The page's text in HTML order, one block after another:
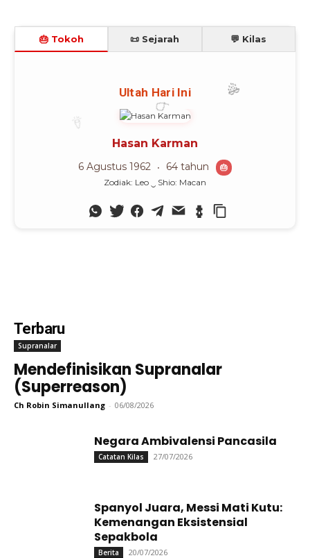
🎂 Tokoh 📜 Sejarah 💬 Kilas
🎈
Ultah Hari Ini
Hasan Karman
6 Agustus 1962 64 tahun 🎂
Zodiak: Leo ‿ Shio: Macan
Terbaru
Supranalar
Mendefinisikan Supranalar
(Superreason)
Ch Robin Simanullang - 06/08/2026
Negara Ambivalensi Pancasila
Catatan Kilas 27/07/2026
Spanyol Juara, Messi Mati Kutu:
Kemenangan Eksistensial
Sepakbola
Berita 20/07/2026